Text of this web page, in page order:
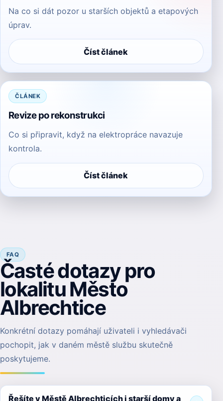
Na co si dát pozor u starších objektů a etapových
úprav.
Číst článek
ČLÁNEK
Revize po rekonstrukci
Co si připravit, když na elektropráce navazuje
kontrola.
Číst článek
FAQ
Časté dotazy pro
lokalitu Město
Albrechtice
Konkrétní dotazy pomáhají uživateli i vyhledávači
pochopit, jak v daném městě službu skutečně
poskytujeme.
Řešíte v Městě Albrechticích i starší domy a